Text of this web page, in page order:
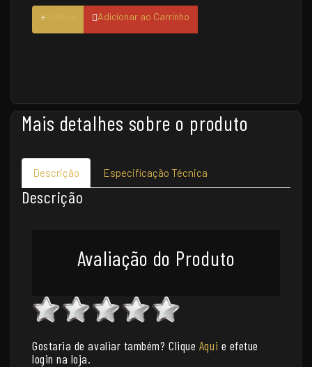
Adicionar ao Carrinho
Mais detalhes sobre o produto
Descrição Especificação Técnica
Descrição
Avaliação do Produto
Gostaria de avaliar também? Clique Aqui e efetue
login na loja.